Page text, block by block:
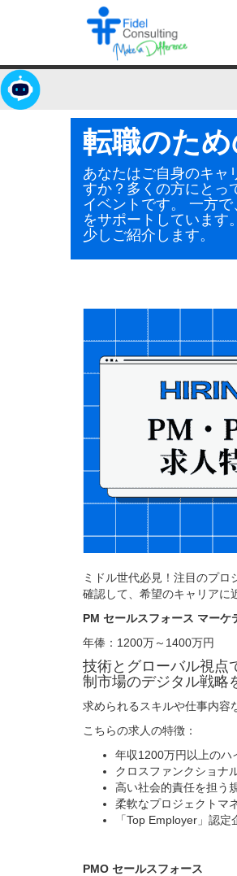
転職のた
あなたはご自身のキャ
すか？多くの方にとっ
イベントです。 一方
をサポートしています
少しご紹介します。
ミドル世代必見！注目のプ
確認して、希望のキャリアに
PM セールスフォース マーケ
年俸：1200万～1400万円
技術とグローバル視点
制市場のデジタル戦略
求められるスキルや仕事内容
こちらの求人の特徴：
年収1200万円以上のハ
クロスファンクショナ
高い社会的責任を担う
柔軟なプロジェクトマ
「Top Employer」認
PMO セールスフォース